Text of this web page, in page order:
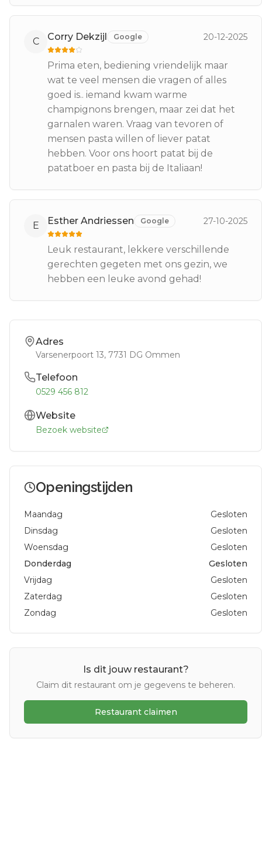
C Corry Dekzijl Google 20-12-2025
Prima eten, bediening vriendelijk maar
wat te veel mensen die vragen of alles
goed is.. iemand kwam warme
champignons brengen, maar zei dat het
garnalen waren. Vraag van tevoren of
mensen pasta willen of liever patat
hebben. Voor ons hoort patat bij de
patatboer en pasta bij de Italiaan!
E Esther Andriessen Google 27-10-2025
Leuk restaurant, lekkere verschillende
gerechten gegeten met ons gezin, we
hebben een leuke avond gehad!
Adres
Varsenerpoort 13, 7731 DG Ommen
Telefoon
0529 456 812
Website
Bezoek website
Openingstijden
Maandag
Gesloten
Dinsdag
Gesloten
Woensdag
Gesloten
Donderdag
Gesloten
Vrijdag
Gesloten
Zaterdag
Gesloten
Zondag
Gesloten
Is dit jouw restaurant?
Claim dit restaurant om je gegevens te beheren.
Restaurant claimen